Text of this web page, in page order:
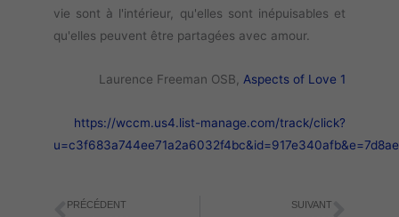
vie sont à l'intérieur, qu'elles sont inépuisables et
qu'elles peuvent être partagées avec amour.
Laurence Freeman OSB, Aspects of Love 1
https://wccm.us4.list-manage.com/track/click?
PRÉCÉDENT SUIVANT